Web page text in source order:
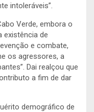
intoleráveis”.
Verde, embora o
existência de
e combate,
os agressores, a
Dai realçou que
a fim de dar
demográfico de